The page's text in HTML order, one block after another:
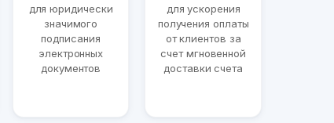
для юридически
значимого
подписания
электронных
документов
для ускорения
получения оплаты
от клиентов за
счет мгновенной
доставки счета